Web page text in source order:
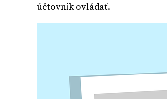
účtovník ovládať.